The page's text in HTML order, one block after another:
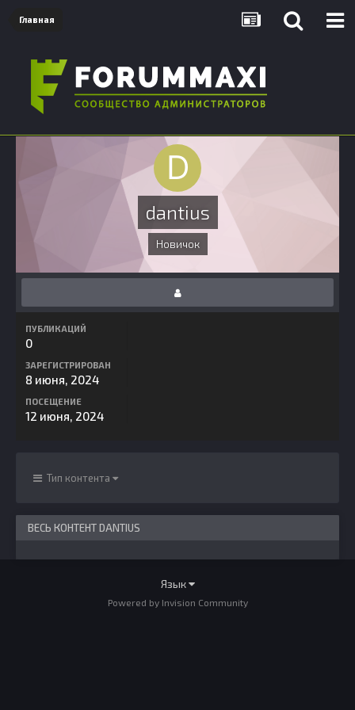
Главная
dantius
Новичок
ПУБЛИКАЦИЙ
0
ЗАРЕГИСТРИРОВАН
8 июня, 2024
ПОСЕЩЕНИЕ
12 июня, 2024
Тип контента
ВЕСЬ КОНТЕНТ DANTIUS
Язык
Powered by Invision Community